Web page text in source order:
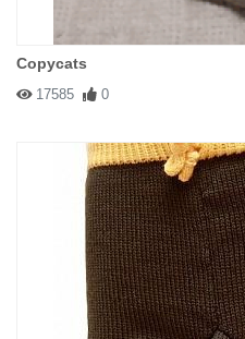
Copycats
17585 0